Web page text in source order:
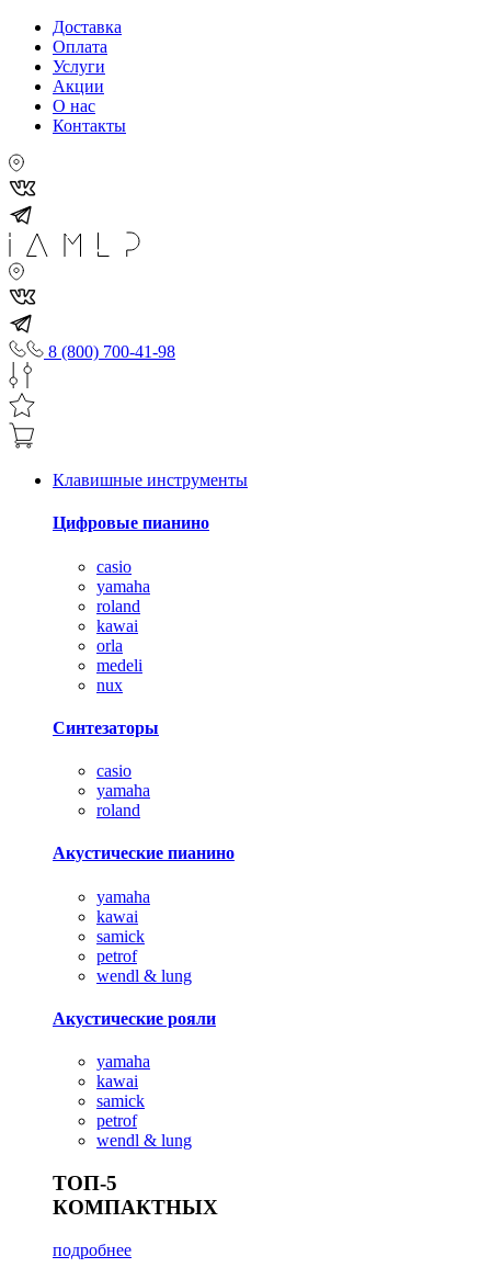
Доставка
Оплата
Услуги
Акции
О нас
Контакты
8 (800) 700-41-98
Клавишные инструменты
Цифровые пианино
casio
yamaha
roland
kawai
orla
medeli
nux
Синтезаторы
casio
yamaha
roland
Акустические пианино
yamaha
kawai
samick
petrof
wendl & lung
Акустические рояли
yamaha
kawai
samick
petrof
wendl & lung
ТОП-5
КОМПАКТНЫХ
подробнее